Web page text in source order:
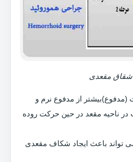
شقاق مقعدی
از مدفوع نرم و
در ناحیه مقعد در حین حرکت روده
تواند باعث ایجاد شکاف مقعدی